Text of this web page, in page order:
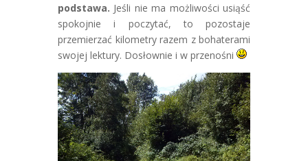
podstawa. Jeśli nie ma możliwości usiąść
spokojnie i poczytać, to pozostaje
przemierzać kilometry razem z bohaterami
swojej lektury. Dosłownie i w przenośni